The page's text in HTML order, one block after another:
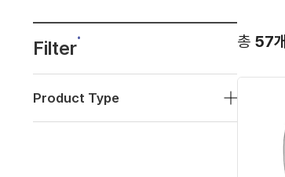
Filter
Product Type
총 57개